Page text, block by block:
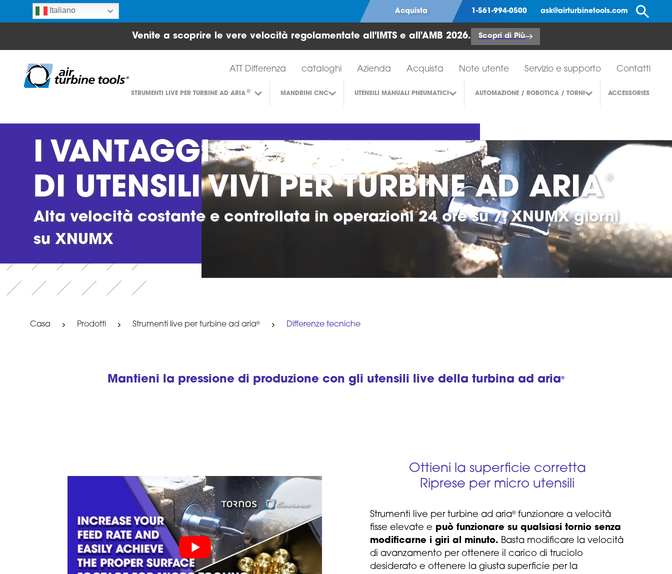
Italiano Acquista 1-561-994-0500 ask@airturbinetools.com
Venite a scoprire le vere velocità regolamentate all'IMTS e all'AMB 2026. Scopri di Più
Strumenti per turbine ad aria
ATT Differenza cataloghi Azienda Acquista Note utente Servizio e supporto Contatti
STRUMENTI LIVE PER TURBINE AD ARIA® MANDRINI CNC UTENSILI MANUALI PNEUMATICI AUTOMAZIONE / ROBOTICA / TORNI ACCESSORIES
I VANTAGGI
DI UTENSILI VIVI PER TURBINE AD ARIA ®
Alta velocità costante e controllata in operazioni 24 ore su 7, XNUMX giorni
su XNUMX
Casa Prodotti Strumenti live per turbine ad aria® Differenze tecniche
Mantieni la pressione di produzione con gli utensili live della turbina ad aria®
Ottieni la superficie corretta
Riprese per micro utensili
Strumenti live per turbine ad aria®funzionare a velocità
fisse elevate e può funzionare su qualsiasi tornio senza
modificarne i giri al minuto. Basta modificare la velocità
di avanzamento per ottenere il carico di truciolo
desiderato e ottenere la giusta superficie per la